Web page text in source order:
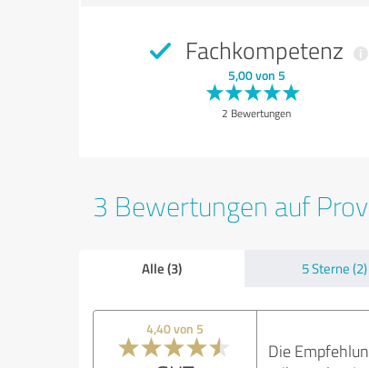
Fachkompetenz
5,00 von 5
2 Bewertungen
3 Bewertungen auf
Alle (3) 5 Sterne (2)
4,40 von 5
Die